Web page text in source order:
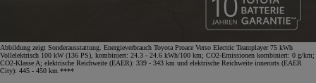
Abbildung zeigt Sonderausstattung. Energieverbrauch Toyota Proace Verso Electric Teamplayer 75 kWh
Vollelektrisch 100 kW (136 PS), kombiniert: 24.3 - 24.6 kWh/100 km; CO2-Emissionen kombiniert: 0 g/km;
CO2-Klasse A; elektrische Reichweite (EAER): 339 - 343 km und elektrische Reichweite innerorts (EAER
City): 445 - 450 km.****